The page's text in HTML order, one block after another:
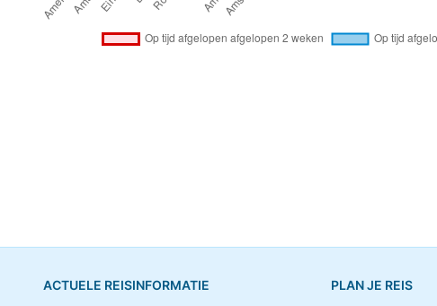
ACTUELE REISINFORMATIE PLAN JE REIS